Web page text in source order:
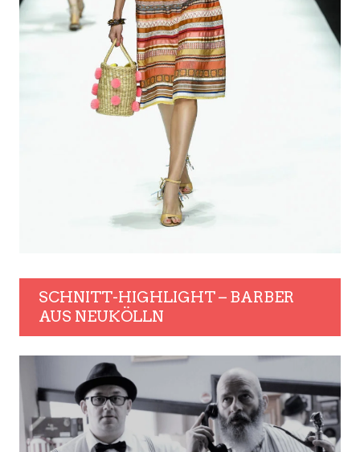
SCHNITT-HIGHLIGHT – BARBER
AUS NEUKÖLLN